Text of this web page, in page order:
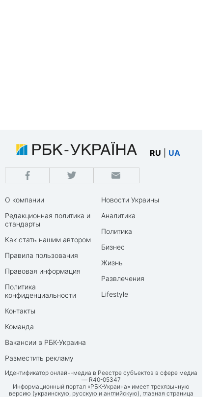
RU UA
О компании
Редакционная политика и
стандарты
Как стать нашим автором
Правила пользования
Правовая информация
Политика
конфиденциальности
Контакты
Команда
Вакансии в РБК-Украина
Разместить рекламу
Новости Украины
Аналитика
Политика
Бизнес
Жизнь
Развлечения
Lifestyle
Идентификатор онлайн-медиа в Реестре субъектов в сфере медиа
— R40-05347
Информационный портал «РБК-Украина» имеет трехязычную
версию (украинскую, русскую и английскую), главная страница